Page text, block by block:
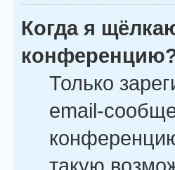
Когда я
Только
email-